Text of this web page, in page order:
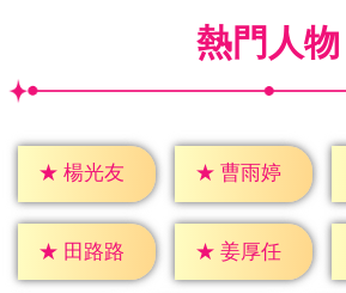
熱門人物
★ 楊光友 ★ 曹雨婷
★ 田路路 ★ 姜厚任